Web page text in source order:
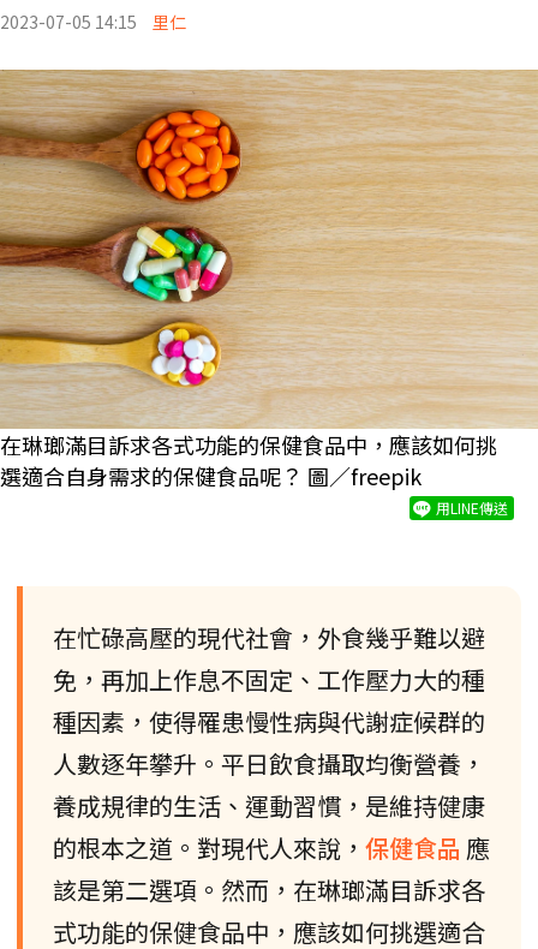
2023-07-05 14:15 里仁
在琳瑯滿目訴求各式功能的保健食品中，應該如何挑
選適合自身需求的保健食品呢？ 圖／freepik
用LINE傳送
在忙碌高壓的現代社會，外食幾乎難以避
免，再加上作息不固定、工作壓力大的種
種因素，使得罹患慢性病與代謝症候群的
人數逐年攀升。平日飲食攝取均衡營養，
養成規律的生活、運動習慣，是維持健康
的根本之道。對現代人來說， 保健食品 應
該是第二選項。然而，在琳瑯滿目訴求各
式功能的保健食品中，應該如何挑選適合